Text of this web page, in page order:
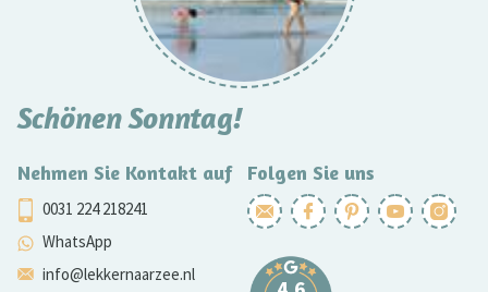
Schönen Sonntag!
Nehmen Sie Kontakt auf
0031 224 218241
WhatsApp
info@lekkernaarzee.nl
Folgen Sie uns